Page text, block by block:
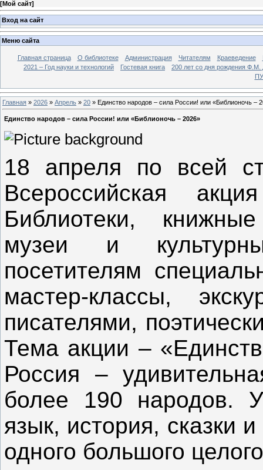
[Мой сайт]
Вход на сайт
Меню сайта
Главная страница О библиотеке Администрация Читателям Краеведение
2021 – Год науки и технологий
Гостевая книга
200 лет со дня рождения Ф.М.
Главная » 2026 » Апрель » 20 » Единство народов – сила России! или «Библионочь –
Единство народов – сила России! или «Библионочь – 2026»
18 апреля по всей
Всероссийская
Библиотеки,
музеи и
посетителям
мастер-классы,
писателями,
Тема акции –
Россия –
более 190 народов.
язык, история, сказки
одного большого